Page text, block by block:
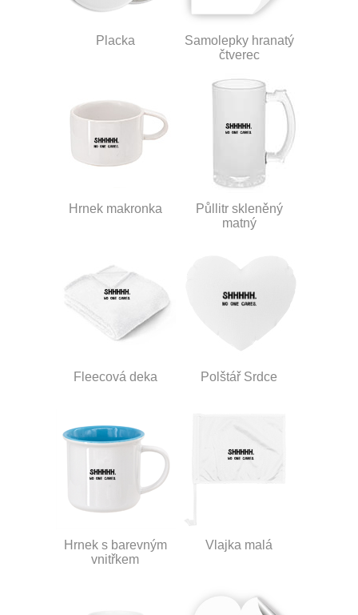
Placka
Samolepky hranatý
čtverec
Hrnek makronka
Půllitr skleněný
matný
Fleecová deka Polštář Srdce
Hrnek s barevným
vnitřkem
Vlajka malá